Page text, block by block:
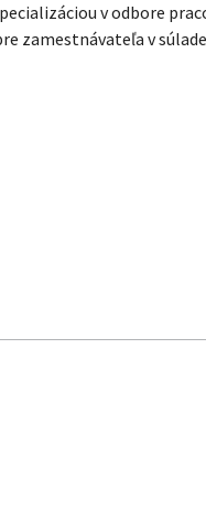
v odbore
zamestnávateľa v